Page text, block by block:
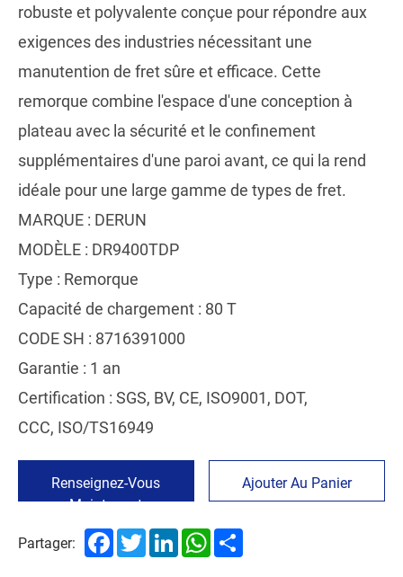
robuste et polyvalente conçue pour répondre aux
exigences des industries nécessitant une
manutention de fret sûre et efficace. Cette
remorque combine l'espace d'une conception à
plateau avec la sécurité et le confinement
supplémentaires d'une paroi avant, ce qui la rend
idéale pour une large gamme de types de fret.
MARQUE : DERUN
MODÈLE : DR9400TDP
Type : Remorque
Capacité de chargement : 80 T
CODE SH : 8716391000
Garantie : 1 an
Certification : SGS, BV, CE, ISO9001, DOT,
CCC, ISO/TS16949
Renseignez-Vous
Maintenant
Ajouter Au Panier
Partager: FacebookTwitterLinkedInWhatsApp